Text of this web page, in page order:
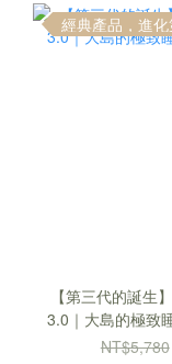
經典產品，進
【第三代的誕生
3.0｜大島的極致
NT$5,780